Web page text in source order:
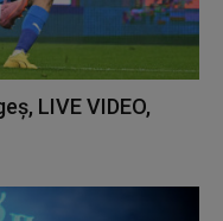
LIVE VIDEO,